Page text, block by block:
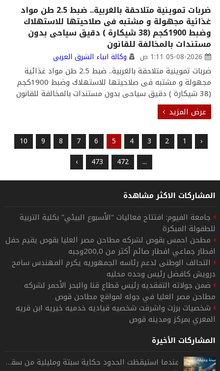
ضربات تموينية متلاحقة بالغربية.. ضبط 2.5 طن مواد
غذائية مجهولة و مشتبه فى صلاحيتها للاستهلاك
وضبط 1900كجم (38 شيكارة ) دقيق سياحى بدون
مستندات بالمخالفة للقانون
05-08-2026 1:11 ص وكالة انباء الشرق العربي
ضربات تموينية متلاحقة بالغربية.. ضبط 2.5 طن مواد غذائية
مجهولة و مشتبه فى صلاحيتها للاستهلاك وضبط 1900كجم
(38 شيكارة ) دقيق سياحى بدون مستندات بالمخالفة للقانون
عرض المزيد
‹
1
2
3
4
5
6
7
8
9
10
...
472
473
›
المشاركات الاكثر مشاهدة
جامعة الفيوم: افتتاح فعاليات "الأسبوع البيئي" بكلية التربية
للطفولة المبكرة
مطحن احمس بقوص لشركه مطاحن مصر العليا بقوص يقيم حفل
افطار جماعي افطار صائم أكثر من 200,0وجبه
التحالف الوطنى لدعم رئاسه الجمهوريه يكرم المهندس سامح
درويش كافضل رئيس وحده محليه
ضمن جولاته التفقديه رئيس قطاع قنا والبحر الأحمر لشركه
مطاحن مصر العليا في جوله لمواقع مطاحن قوص
شخصيات برزت واشرقت شخصيه قياديه خدميه خيريه ابن قريه
المعري بمركز ومدينه قوص
المشاركات الأخيرة
عندما استيقظت الحدود حكاية سبتة ومليلية من سقوط الأندلس الى اليوم